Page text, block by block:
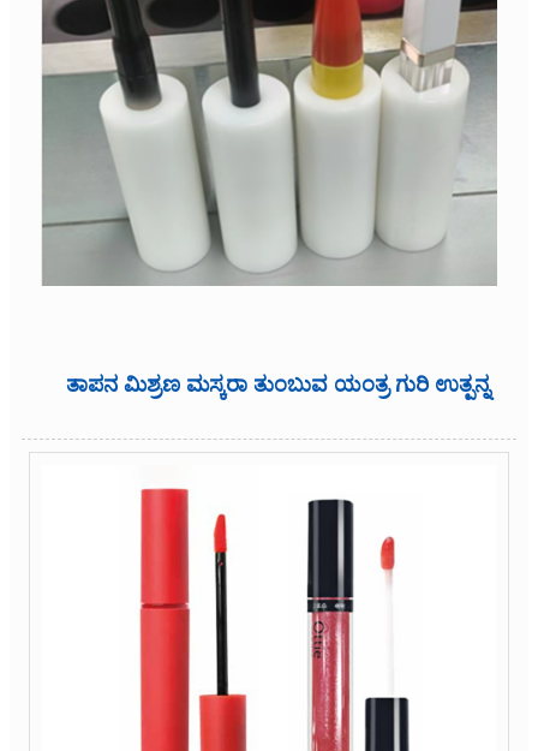
ತಾಪನ ಮಿಶ್ರಣ ಮಸ್ಕರಾ ತುಂಬುವ ಯಂತ್ರ ಗುರಿ ಉತ್ಪನ್ನ